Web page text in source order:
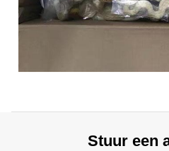
Stuur een